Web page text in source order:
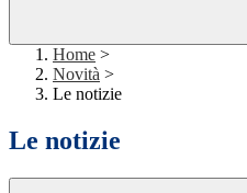
Home >
Novità >
Le notizie
Le notizie